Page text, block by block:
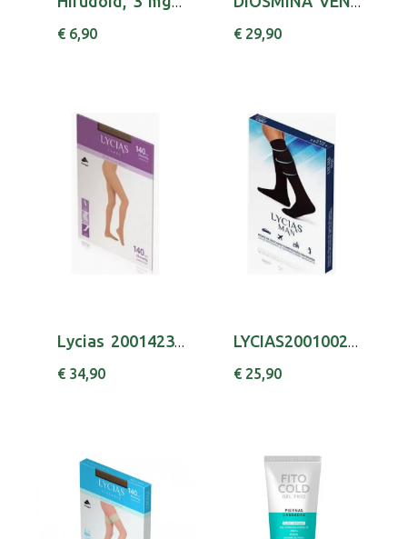
€ 6,90 € 29,90
Lycias 2001423300 Class Coll 140 T3 Nude
€ 34,90
LYCIAS20010027001 MAN MEIA T2 AZUL
€ 25,90